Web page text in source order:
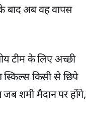
के बाद अब वह वापस
टीम के लिए अच्छी
स्किल्स किसी से छिपे
जब शमी मैदान पर होंगे,